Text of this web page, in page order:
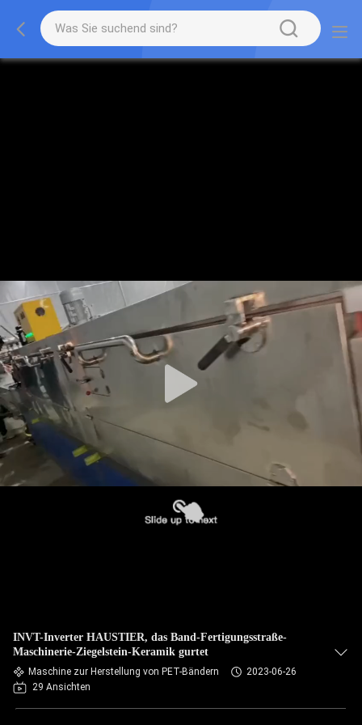
INVT-Inverter HAUSTIER, das Band-Fertigungsstraße-
Maschinerie-Ziegelstein-Keramik gurtet
Maschine zur Herstellung von PET-Bändern
2023-06-26
29 Ansichten